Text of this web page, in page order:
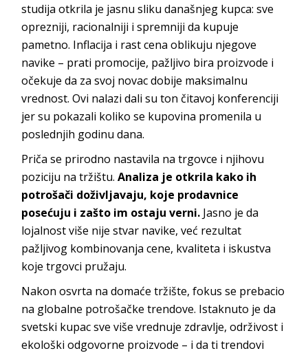
studija otkrila je jasnu sliku današnjeg kupca: sve
oprezniji, racionalniji i spremniji da kupuje
pametno. Inflacija i rast cena oblikuju njegove
navike – prati promocije, pažljivo bira proizvode i
očekuje da za svoj novac dobije maksimalnu
vrednost. Ovi nalazi dali su ton čitavoj konferenciji
jer su pokazali koliko se kupovina promenila u
poslednjih godinu dana.
Priča se prirodno nastavila na trgovce i njihovu
poziciju na tržištu.Analiza je otkrila kako ih
potrošači doživljavaju, koje prodavnice
posećuju i zašto im ostaju verni. Jasno je da
lojalnost više nije stvar navike, već rezultat
pažljivog kombinovanja cene, kvaliteta i iskustva
koje trgovci pružaju.
Nakon osvrta na domaće tržište, fokus se prebacio
na globalne potrošačke trendove. Istaknuto je da
svetski kupac sve više vrednuje zdravlje, održivost i
ekološki odgovorne proizvode – i da ti trendovi